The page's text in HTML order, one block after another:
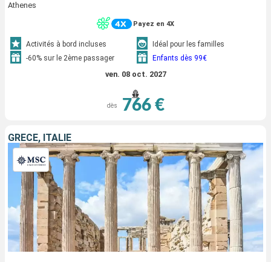
Athenes
Payez en 4X
Activités à bord incluses
Idéal pour les familles
-60% sur le 2ème passager
Enfants dès 99€
ven. 08 oct. 2027
dès 766 €
GRÈCE, ITALIE